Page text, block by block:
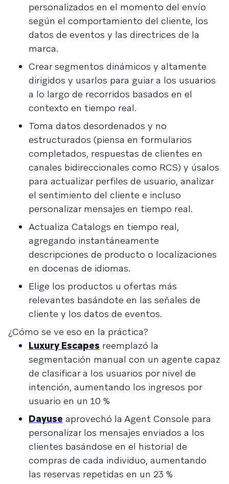
personalizados en el momento del envío
según el comportamiento del cliente, los
datos de eventos y las directrices de la
marca.
Crear segmentos dinámicos y altamente
dirigidos y usarlos para guiar a los usuarios
a lo largo de recorridos basados en el
contexto en tiempo real.
Toma datos desordenados y no
estructurados (piensa en formularios
completados, respuestas de clientes en
canales bidireccionales como RCS) y úsalos
para actualizar perfiles de usuario, analizar
el sentimiento del cliente e incluso
personalizar mensajes en tiempo real.
Actualiza Catalogs en tiempo real,
agregando instantáneamente
descripciones de producto o localizaciones
en docenas de idiomas.
Elige los productos u ofertas más
relevantes basándote en las señales de
cliente y los datos de eventos.
¿Cómo se ve eso en la práctica?
Luxury Escapes reemplazó la
segmentación manual con un agente capaz
de clasificar a los usuarios por nivel de
intención, aumentando los ingresos por
usuario en un 10 %
Dayuse aprovechó la Agent Console para
personalizar los mensajes enviados a los
clientes basándose en el historial de
compras de cada individuo, aumentando
las reservas repetidas en un 23 %